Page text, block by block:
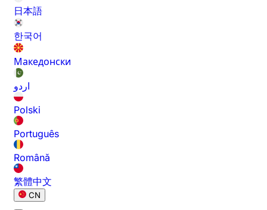
日本語
한국어
Македонски
اردو
Polski
Português
Română
繁體中文
CN